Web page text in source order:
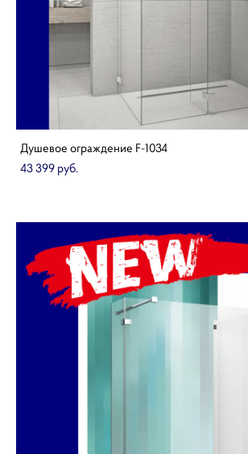
Душевое ограждение F-1034
43 399 pуб.